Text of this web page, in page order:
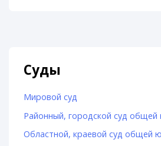
Суды
Мировой суд
Районный, городской суд общей
Областной, краевой суд общей